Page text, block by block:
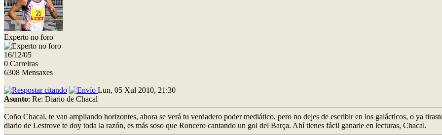
Experto no foro
16/12/05
0 Carreiras
6308 Mensaxes
Lun, 05 Xul 2010, 21:30
Asunto: Re: Diario de Chacal
Coño Chacal, te van ampliando horizontes, ahora se verá tu verdadero poder mediático, pero no dejes de escribir en los galácticos, o ya
diario de Lestrove te doy toda la razón, es más soso que Roncero cantando un gol del Barça. Ahí tienes fácil ganarle en lecturas, Chacal.